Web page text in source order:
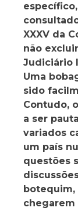
XXXV da
não
Judiciário
Uma
sido
Contudo,
a ser
variados
um país
questões
botequim,
chegarem